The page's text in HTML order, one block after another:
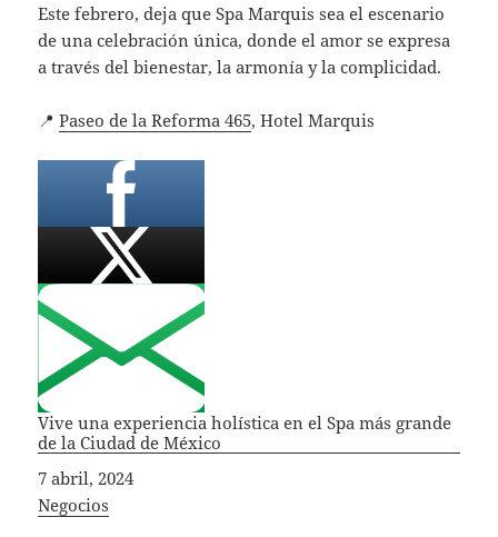
Este febrero, deja que Spa Marquis sea el escenario
de una celebración única, donde el amor se expresa
a través del bienestar, la armonía y la complicidad.
📍Paseo de la Reforma 465, Hotel Marquis
Vive una experiencia holística en el Spa más grande
de la Ciudad de México
Fecha
7 abril, 2024
In relation to
Negocios